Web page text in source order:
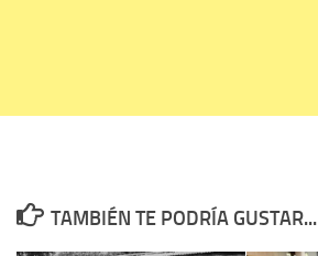
TAMBIÉN TE PODRÍA GUSTAR...